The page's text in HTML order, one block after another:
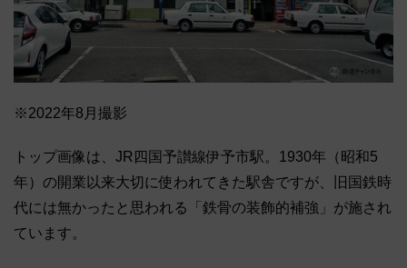
※2022年8月撮影
トップ画像は、JR四国予讃線伊予市駅。1930年（昭和5
年）の開業以来大切に使われてきた駅舎ですが、旧国鉄時
代には無かったと思われる「鉄骨の装飾的補強」が施され
ています。